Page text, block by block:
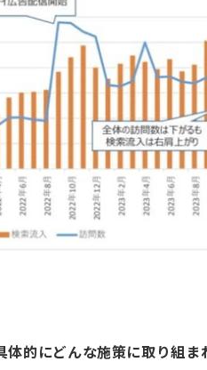
的にどんな施策に取り組ま